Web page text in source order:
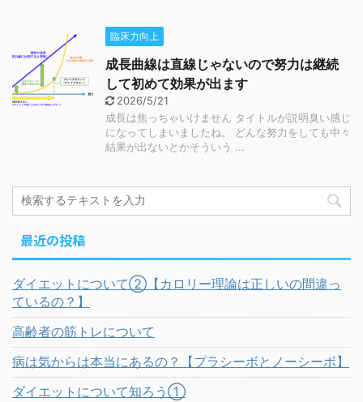
臨床力向上
成長曲線は直線じゃないので努力は継続
して初めて効果が出ます
2026/5/21
成長は焦っちゃいけません タイトルが説明臭い感じ
になってしまいましたね。 どんな努力をしても中々
結果が出ないとかそういう ...
最近の投稿
ダイエットについて②【カロリー理論は正しいの間違っ
ているの？】
高齢者の筋トレについて
病は気からは本当にあるの？【プラシーボとノーシーボ】
ダイエットについて知ろう①